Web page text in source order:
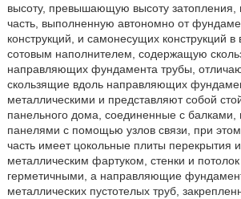
высоту, превышающую высоту
часть, выполненную автономно от
конструкций, и самонесущих конструкций
сотовым наполнителем, содержащую
направляющих фундамента трубы,
скользящие вдоль направляющих
металлическими и представляют собой
панельного дома, соединенные с балками,
панелями с помощью узлов связи, при
часть имеет цокольные плиты перекрытия
металлическим фартуком, стенки и
герметичными, а направляющие
металлических пустотелых труб,